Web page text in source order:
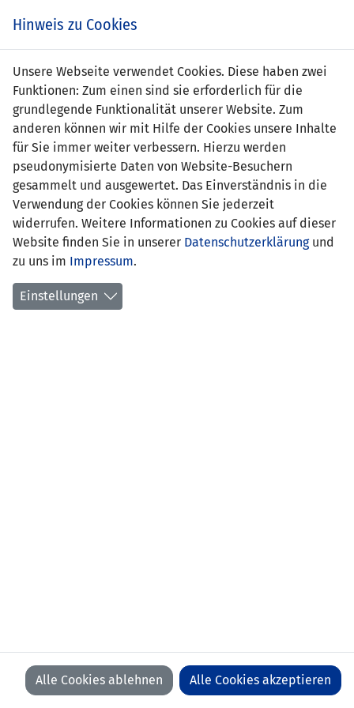
Larissa Meier
Position:
Geburtsdatum: 24. Januar 2001
Anzahl Spiele: 0
Anzahl Tore: 0
Hinweis zu Cookies
Unsere Webseite verwendet Cookies. Diese haben zwei
Funktionen: Zum einen sind sie erforderlich für die
grundlegende Funktionalität unserer Website. Zum
anderen können wir mit Hilfe der Cookies unsere Inhalte
für Sie immer weiter verbessern. Hierzu werden
pseudonymisierte Daten von Website-Besuchern
gesammelt und ausgewertet. Das Einverständnis in die
Verwendung der Cookies können Sie jederzeit
widerrufen. Weitere Informationen zu Cookies auf dieser
Website finden Sie in unserer Datenschutzerklärungund
zu uns im Impressum.
Einstellungen
Alle Cookies ablehnen Alle Cookies akzeptieren